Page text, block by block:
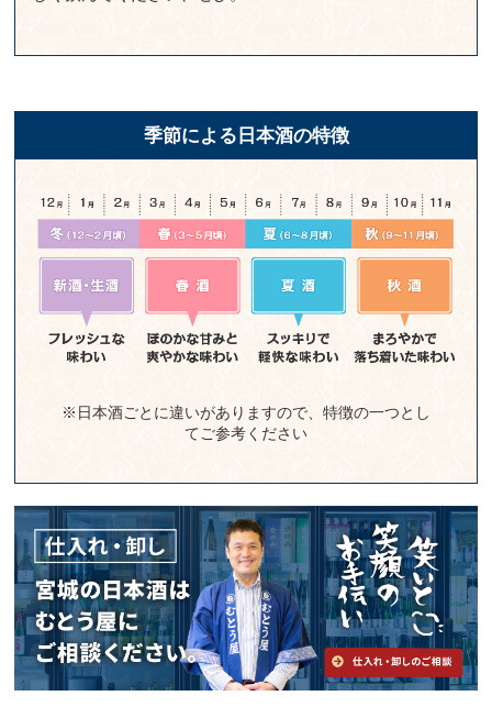
季節による日本酒の特徴
※日本酒ごとに違いがありますので、特徴の一つとし
てご参考ください